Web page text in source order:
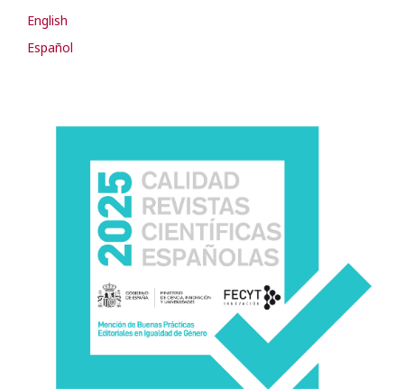
English
Español